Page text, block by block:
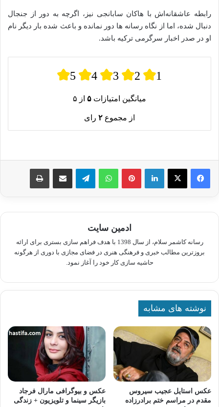
رابطه عاشقانه‌اش با هاکان سابانجی نیز، اگرچه به دور از جنجال
دنبال شده، اما از نگاه رسانه‌ ها دور نمانده و باعث شده بار دیگر نام
او در صدر اخبار سرگرمی ترکیه باشد.
5 4 3 2 1
میانگین امتیازات ۵ از ۵
از مجموع ۲ رای
لینکدین پینترستواتس آپ تلگرام اشتراک گذاری از طریق ایمیل چاپ
ادمین سایت
رسانه کاشمر سلام، از سال 1398 با هدف فراهم سازی بستری برای ارائه
بروزترین مطالب خبری و فرهنگی هنری در فضای مجازی با دوری از هرگونه
حاشیه سازی کار خود را آغاز نمود.
نوشته های مشابه
عکس استایل عجیب سیروس
مقدم در مراسم ختم برادرزاده
عکس و بیوگرافی مارال فرجاد
بازیگر سینما و تلویزیون + زندگی